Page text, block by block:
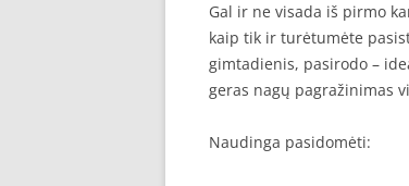
Gal ir ne visada iš pirmo
kaip tik ir turėtumėte
gimtadienis, pasirodo –
geras nagų pagražinimas
Naudinga pasidomėti: